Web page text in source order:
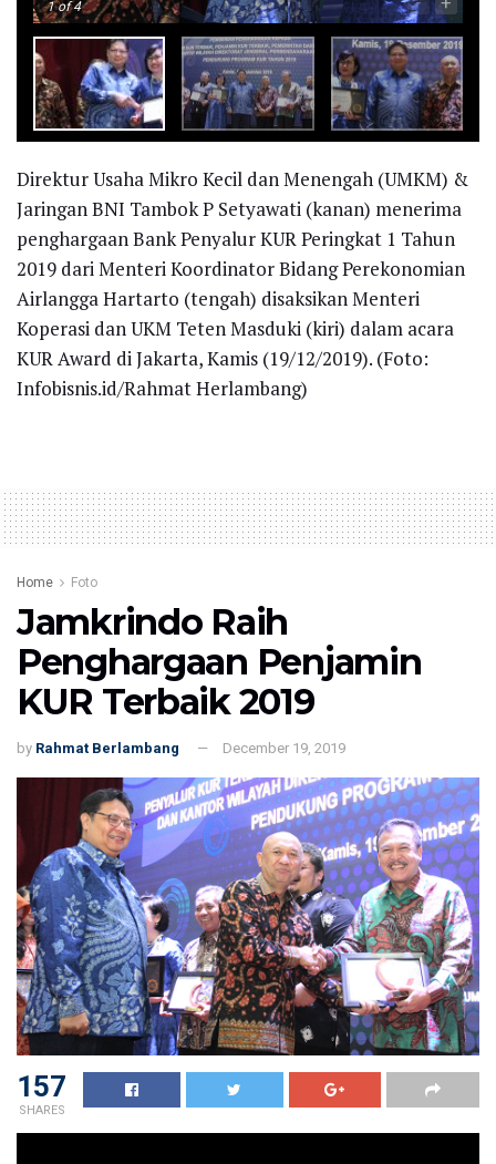
1of 4
Direktur Usaha Mikro Kecil dan Menengah (UMKM) &
Jaringan BNI Tambok P Setyawati (kanan) menerima
penghargaan Bank Penyalur KUR Peringkat 1 Tahun
2019 dari Menteri Koordinator Bidang Perekonomian
Airlangga Hartarto (tengah) disaksikan Menteri
Koperasi dan UKM Teten Masduki (kiri) dalam acara
KUR Award di Jakarta, Kamis (19/12/2019). (Foto:
Infobisnis.id/Rahmat Herlambang)
Home Foto
Jamkrindo Raih
Penghargaan Penjamin
KUR Terbaik 2019
by Rahmat Berlambang December 19, 2019
157
SHARES